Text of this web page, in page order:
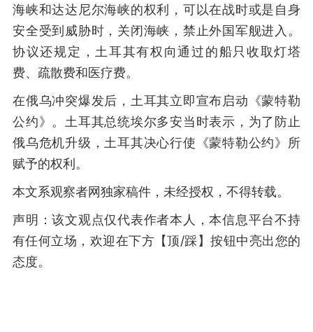
海峡和达达尼尔海峡的权利，可以在战时或是自身
安全受到威胁时，关闭海峡，禁止外国军舰进入。
协议还规定，土耳其有权向通过的船只收取灯塔
费、疏散费和医疗费。
在俄乌冲突爆发后，土耳其立即宣布启动《蒙特勒
公约》。土耳其总统埃尔多安当时表示，为了防止
俄乌危机升级，土耳其决心行使《蒙特勒公约》所
赋予的权利。
本文系观察者网独家稿件，未经授权，不得转载。
声明：该文观点仅代表作者本人，本信息平台不持
有任何立场，欢迎在下方【顶/踩】按钮中亮出您的
态度。